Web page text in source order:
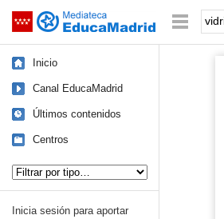
Saltar navegación
Inicio
Canal EducaMadrid
Últimos contenidos
Centros
Inicia sesión para aportar